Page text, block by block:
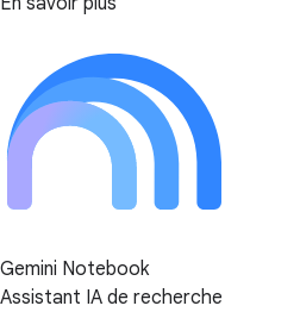
Gemini Notebook
Assistant IA de recherche